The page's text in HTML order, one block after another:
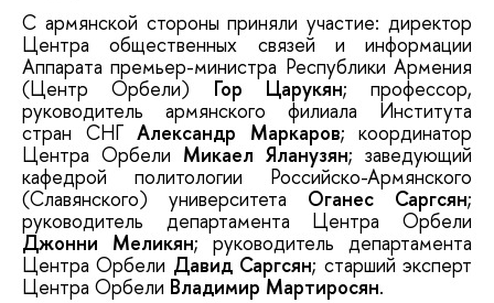
С армянской стороны приняли участие: директор
Центра общественных связей и информации
Аппарата премьер-министра Республики Армения
(Центр Орбели) Гор Царукян; профессор,
руководитель армянского филиала Института
стран СНГ Александр Маркаров; координатор
Центра Орбели Микаел Яланузян; заведующий
кафедрой политологии Российско-Армянского
(Славянского) университета Оганес Саргсян;
руководитель департамента Центра Орбели
Джонни Меликян; руководитель департамента
Центра Орбели Давид Саргсян; cтарший эксперт
Центра Орбели Владимир Мартиросян.